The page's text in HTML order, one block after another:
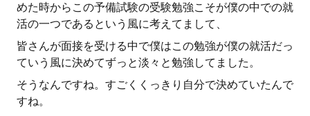
めた時からこの予備試験の受験勉強こそが僕の中での就
活の一つであるという風に考えてまして、
皆さんが面接を受ける中で僕はこの勉強が僕の就活だっ
ていう風に決めてずっと淡々と勉強してました。
そうなんですね。すごくくっきり自分で決めていたんで
すね。